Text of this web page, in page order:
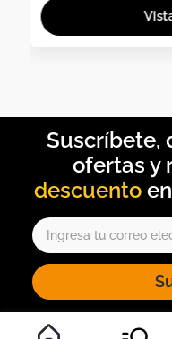
descuento
Al inscribirte al newsletter,